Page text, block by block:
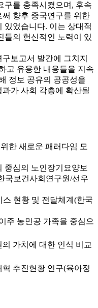
구를 충족시켰으며, 후속
향후 중국연구를 위한
있었습니다. 이는 상대적
들의 헌신적인 노력이 있
보고서 발간에 그치지
고 유용한 내용들을 지속
정보 공유의 공공성을
가 사회 각층에 확산될
한 새로운 패러다임 모
중심의 노인장기요양보
국보건사회연구원/선우
현황 및 전달체계(한국
주 농민공 가족을 중심으
가치에 대한 인식 비교
추진현황 연구(육아정